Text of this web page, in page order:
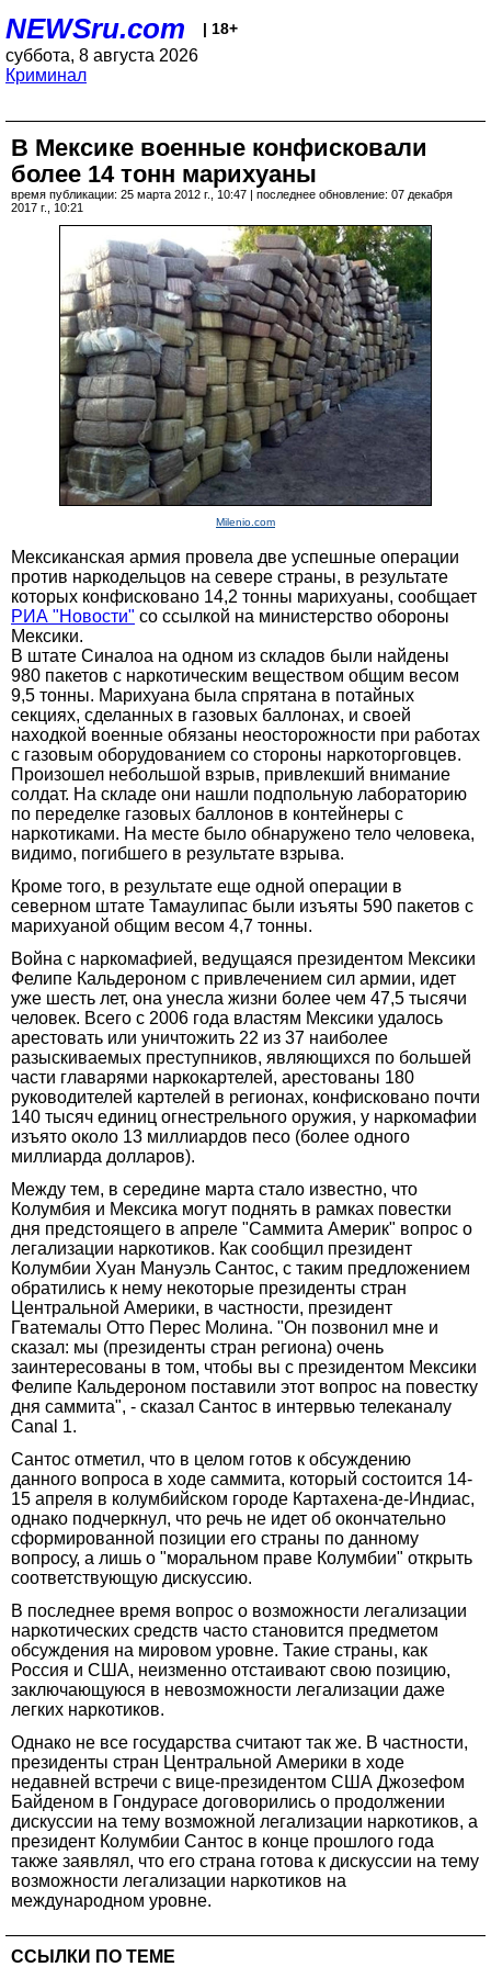
NEWSru.com | 18+
суббота, 8 августа 2026
Криминал
В Мексике военные конфисковали
более 14 тонн марихуаны
время публикации: 25 марта 2012 г., 10:47 | последнее обновление: 07 декабря
2017 г., 10:21
Milenio.com
Мексиканская армия провела две успешные операции
против наркодельцов на севере страны, в результате
которых конфисковано 14,2 тонны марихуаны, сообщает
РИА "Новости" со ссылкой на министерство обороны
Мексики.
В штате Синалоа на одном из складов были найдены
980 пакетов с наркотическим веществом общим весом
9,5 тонны. Марихуана была спрятана в потайных
секциях, сделанных в газовых баллонах, и своей
находкой военные обязаны неосторожности при работах
с газовым оборудованием со стороны наркоторговцев.
Произошел небольшой взрыв, привлекший внимание
солдат. На складе они нашли подпольную лабораторию
по переделке газовых баллонов в контейнеры с
наркотиками. На месте было обнаружено тело человека,
видимо, погибшего в результате взрыва.
Кроме того, в результате еще одной операции в
северном штате Тамаулипас были изъяты 590 пакетов с
марихуаной общим весом 4,7 тонны.
Война с наркомафией, ведущаяся президентом Мексики
Фелипе Кальдероном с привлечением сил армии, идет
уже шесть лет, она унесла жизни более чем 47,5 тысячи
человек. Всего с 2006 года властям Мексики удалось
арестовать или уничтожить 22 из 37 наиболее
разыскиваемых преступников, являющихся по большей
части главарями наркокартелей, арестованы 180
руководителей картелей в регионах, конфисковано почти
140 тысяч единиц огнестрельного оружия, у наркомафии
изъято около 13 миллиардов песо (более одного
миллиарда долларов).
Между тем, в середине марта стало известно, что
Колумбия и Мексика могут поднять в рамках повестки
дня предстоящего в апреле "Саммита Америк" вопрос о
легализации наркотиков. Как сообщил президент
Колумбии Хуан Мануэль Сантос, с таким предложением
обратились к нему некоторые президенты стран
Центральной Америки, в частности, президент
Гватемалы Отто Перес Молина. "Он позвонил мне и
сказал: мы (президенты стран региона) очень
заинтересованы в том, чтобы вы с президентом Мексики
Фелипе Кальдероном поставили этот вопрос на повестку
дня саммита", - сказал Сантос в интервью телеканалу
Canal 1.
Сантос отметил, что в целом готов к обсуждению
данного вопроса в ходе саммита, который состоится 14-
15 апреля в колумбийском городе Картахена-де-Индиас,
однако подчеркнул, что речь не идет об окончательно
сформированной позиции его страны по данному
вопросу, а лишь о "моральном праве Колумбии" открыть
соответствующую дискуссию.
В последнее время вопрос о возможности легализации
наркотических средств часто становится предметом
обсуждения на мировом уровне. Такие страны, как
Россия и США, неизменно отстаивают свою позицию,
заключающуюся в невозможности легализации даже
легких наркотиков.
Однако не все государства считают так же. В частности,
президенты стран Центральной Америки в ходе
недавней встречи с вице-президентом США Джозефом
Байденом в Гондурасе договорились о продолжении
дискуссии на тему возможной легализации наркотиков, а
президент Колумбии Сантос в конце прошлого года
также заявлял, что его страна готова к дискуссии на тему
возможности легализации наркотиков на
международном уровне.
ССЫЛКИ ПО ТЕМЕ